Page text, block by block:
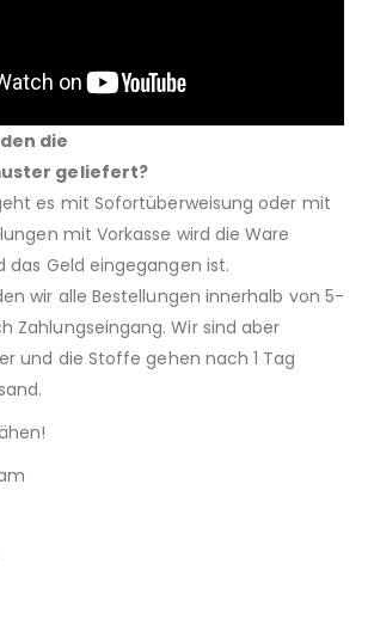
die
geliefert?
es mit Sofortüberweisung oder mit
mit Vorkasse wird die Ware
das Geld eingegangen ist.
wir alle Bestellungen innerhalb von 5-
Zahlungseingang. Wir sind aber
und die Stoffe gehen nach 1 Tag